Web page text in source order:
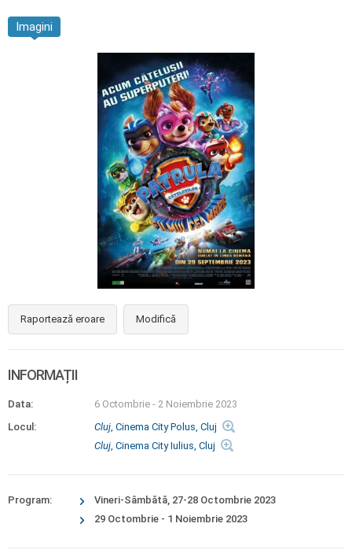
Imagini
Raportează eroare Modifică
INFORMAȚII
Data: 6 Octombrie - 2 Noiembrie 2023
Locul:
Cluj, Cinema City Polus, Cluj
Cluj, Cinema City Iulius, Cluj
Program:
Vineri-Sâmbătă, 27-28 Octombrie 2023
29 Octombrie - 1 Noiembrie 2023